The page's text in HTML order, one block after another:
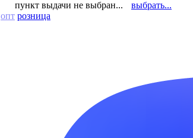
пункт выдачи не выбран...
выбрать...
опт розница